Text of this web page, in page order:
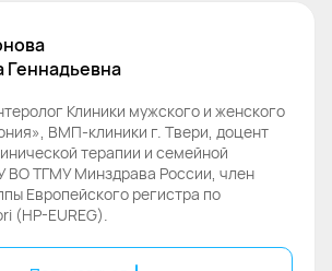
Геннадьевна
Клиники мужского и женского
ВМП-клиники г. Твери, доцент
терапии и семейной
ВО ТГМУ Минздрава России, член
Европейского регистра по
(HP-EUREG).